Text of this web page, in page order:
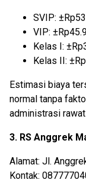
SVIP:
VIP:
Kelas I:
Kelas II:
Estimasi biaya
normal tanpa
administrasi
3. RS Anggrek
Alamat: Jl.
Kontak: